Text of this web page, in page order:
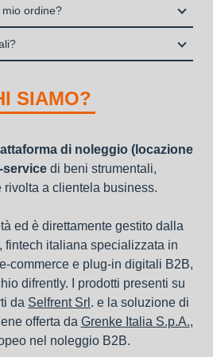
di gestione per i propri clienti.
online
operativa sarà stipulato con Grenke
(B2B), previa approvazione
da parte della stessa.
mio ordine?
sull’icona con l’omino e clicca su
vengono considerati un servizio. I
deducibili ai fini IRES e IRAP
SIAMO?
di noleggio (locazione
servicedi beni strumentali,
rivolta a clientela business.
ed è direttamente gestito dalla
, fintech italiana specializzata in
commerce e plug-in digitali B2B,
difrently. I prodotti presenti su
da Selfrent Srl . e la soluzione di
offerta da Grenke Italia S.p.A.,
nel noleggio B2B.